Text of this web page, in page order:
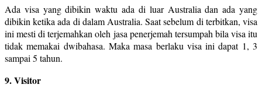
Ada visa yang dibikin waktu ada di luar Australia dan ada yang
dibikin ketika ada di dalam Australia. Saat sebelum di terbitkan, visa
ini mesti di terjemahkan oleh jasa penerjemah tersumpah bila visa itu
tidak memakai dwibahasa. Maka masa berlaku visa ini dapat 1, 3
sampai 5 tahun.
9. Visitor